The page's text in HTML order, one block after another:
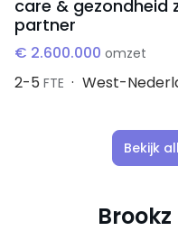
care & gezondheid
partner
€ 2.600.000 omzet
2-5 FTE West-
Bekijk